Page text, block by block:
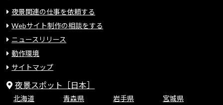
夜景関連の仕事を依頼する
Webサイト制作の相談をする
ニュースリリース
動作環境
サイトマップ
夜景スポット［日本］
北海道 青森県 岩手県
宮城県